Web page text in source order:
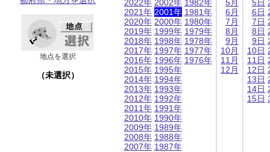
地点を選択
（未選択）
2022年
2021年
2020年
2019年
2018年
2017年
2016年
2015年
2014年
2013年
2012年
2011年
2010年
2009年
2008年
2007年
2002年
2001年
2000年
1999年
1998年
1997年
1996年
1995年
1994年
1993年
1992年
1991年
1990年
1989年
1988年
1987年
1982年
1981年
1980年
1979年
1978年
1977年
1976年
5月
6月
7月
8月
9月
10月
11月
12月
5日
6日
7日
8日
9日
10日
11日
12日
13日
14日
15日